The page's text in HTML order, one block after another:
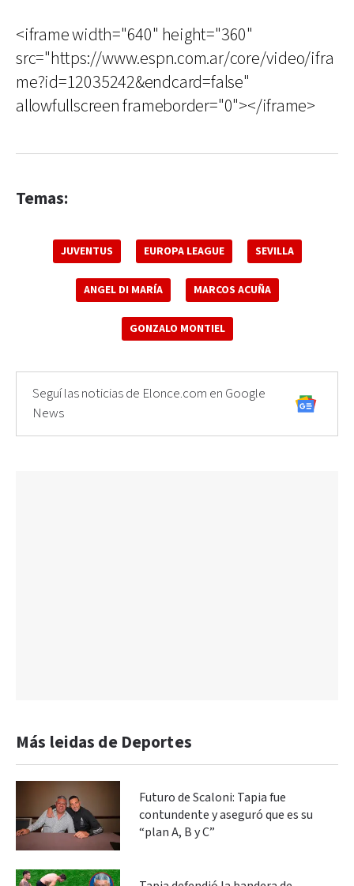
<iframe width="640" height="360"
src="https://www.espn.com.ar/core/video/ifra
me?id=12035242&endcard=false"
allowfullscreen frameborder="0"></iframe>
Temas:
JUVENTUS EUROPA LEAGUE SEVILLA
ANGEL DI MARÍA MARCOS ACUÑA
GONZALO MONTIEL
Seguí las noticias de Elonce.com en Google
News
Más leidas de Deportes
Futuro de Scaloni: Tapia fue
contundente y aseguró que es su
“plan A, B y C”